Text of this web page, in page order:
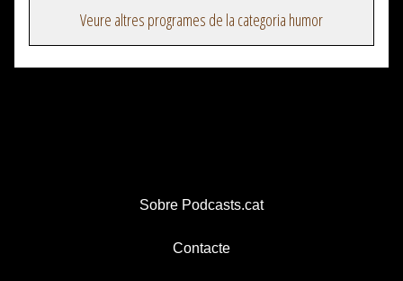
Veure altres programes de la categoria humor
Sobre Podcasts.cat
Contacte